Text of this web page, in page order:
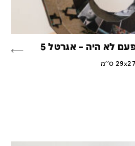
לא היה – אגרטל 5